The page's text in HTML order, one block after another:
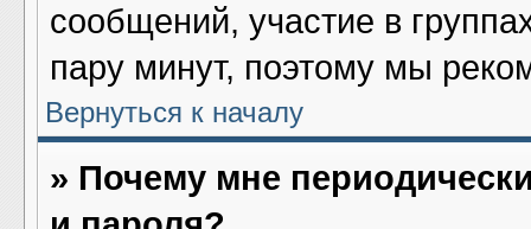
сообщений, участие в
пару минут, поэтому мы
Вернуться к началу
» Почему мне